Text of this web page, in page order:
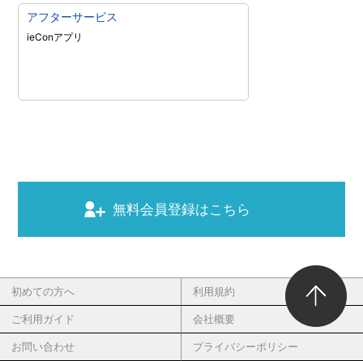
アフターサービス
ieConアプリ
無料会員登録はこちら
初めての方へ 利用規約
ご利用ガイド 会社概要
お問い合わせ プライバシーポリシー